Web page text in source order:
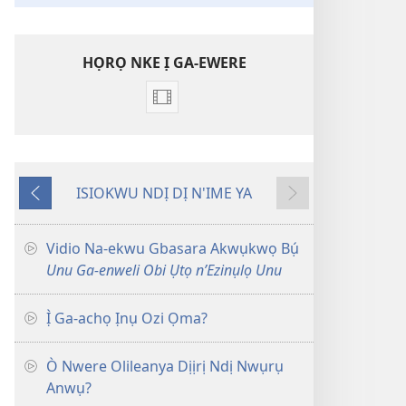
HỌRỌ NKE Ị GA-EWERE
Họrọ
ị
ewere
Vidio
Ndị
Ji
Amalite
Ozi
Laghachi
ISIOKWU NDỊ DỊ N'IME YA
Gaa
n'Ọzọ
Vidio Na-ekwu Gbasara Akwụkwọ Bụ́
Unu Ga-enweli Obi Ụtọ n’Ezinụlọ Unu
Ị̀ Ga-achọ Ịnụ Ozi Ọma?
Ò Nwere Olileanya Dịịrị Ndị Nwụrụ
Anwụ?